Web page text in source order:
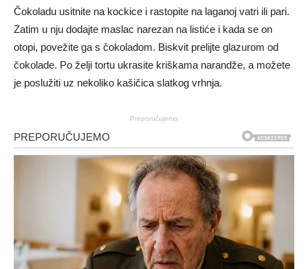
Čokoladu usitnite na kockice i rastopite na laganoj vatri ili pari.
Zatim u nju dodajte maslac narezan na listiće i kada se on
otopi, povežite ga s čokoladom. Biskvit prelijte glazurom od
čokolade. Po želji tortu ukrasite kriškama narandže, a možete
je poslužiti uz nekoliko kašičica slatkog vrhnja.
Preporučujemo